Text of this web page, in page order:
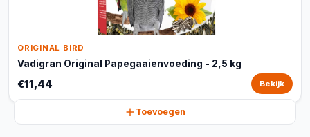
ORIGINAL BIRD
Vadigran Original Papegaaienvoeding - 2,5 kg
€11,44 Bekijk
Toevoegen